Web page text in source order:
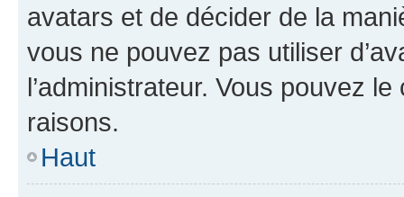
avatars et de décider de la
vous ne pouvez pas utiliser
l’administrateur. Vous pouvez
raisons.
Haut